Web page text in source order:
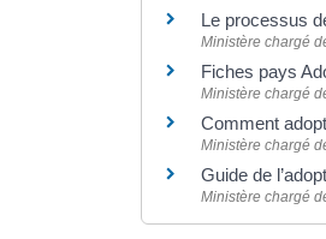
Le processus
Ministère chargé
Fiches pays
Ministère chargé
Comment
Ministère chargé
Guide de
Ministère chargé